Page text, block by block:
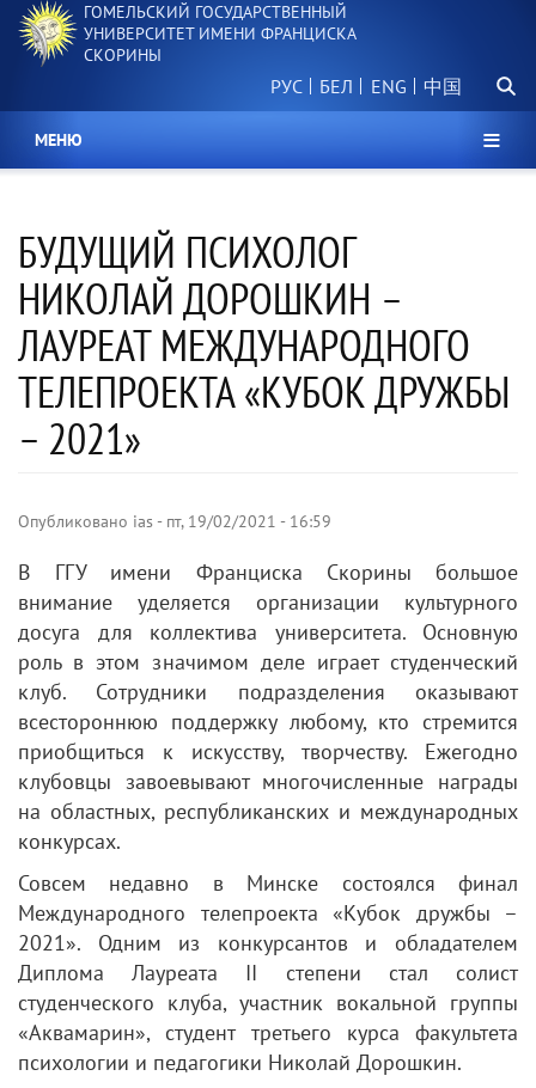
Перейти
основному
ГОМЕЛЬСКИЙ ГОСУДАРСТВЕННЫЙ
УНИВЕРСИТЕТ ИМЕНИ ФРАНЦИСКА
СКОРИНЫ
РУС БЕЛ 中国
МЕНЮ
БУДУЩИЙ ПСИХОЛОГ
НИКОЛАЙ ДОРОШКИН –
ЛАУРЕАТ МЕЖДУНАРОДНОГО
ТЕЛЕПРОЕКТА «КУБОК ДРУЖБЫ
– 2021»
Опубликовано ias - пт, 19/02/2021 - 16:59
В ГГУ имени Франциска Скорины большое
внимание уделяется организации культурного
досуга для коллектива университета. Основную
роль в этом значимом деле играет студенческий
клуб. Сотрудники подразделения оказывают
всестороннюю поддержку любому, кто стремится
приобщиться к искусству, творчеству. Ежегодно
клубовцы завоевывают многочисленные награды
на областных, республиканских и международных
конкурсах.
Совсем недавно в Минске состоялся финал
Международного телепроекта «Кубок дружбы –
2021». Одним из конкурсантов и обладателем
Диплома Лауреата ІІ степени стал солист
студенческого клуба, участник вокальной группы
«Аквамарин», студент третьего курса факультета
психологии и педагогики Николай Дорошкин.